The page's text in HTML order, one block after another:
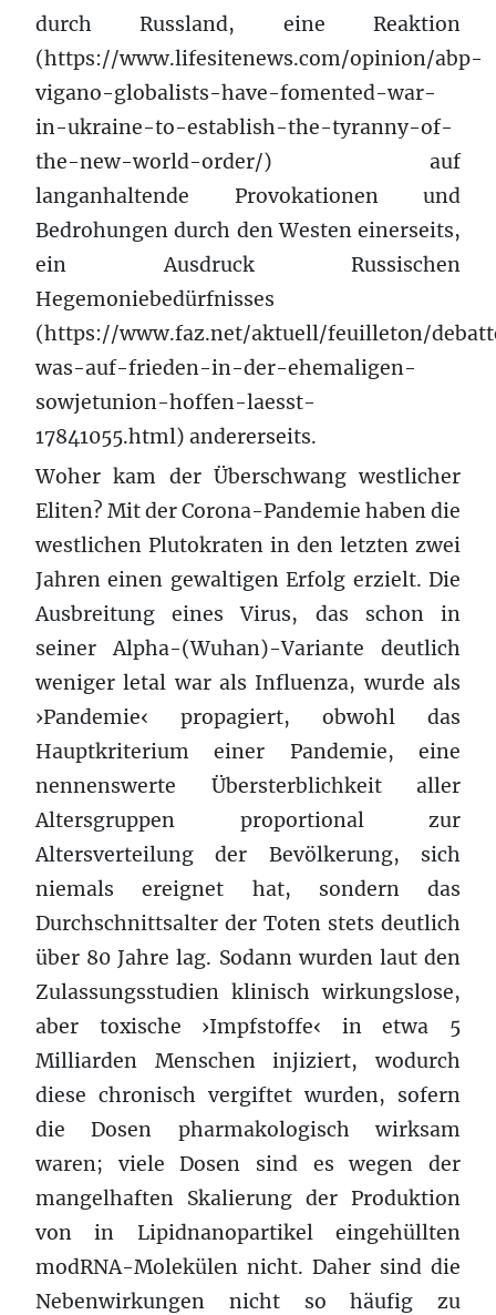
durch Russland, eine Reaktion
(https://www.lifesitenews.com/opinion/abp-
vigano-globalists-have-fomented-war-
in-ukraine-to-establish-the-tyranny-of-
the-new-world-order/) auf
langanhaltende Provokationen und
Bedrohungen durch den Westen einerseits,
ein Ausdruck Russischen
Hegemoniebedürfnisses
(https://www.faz.net/aktuell/feuilleton/
was-auf-frieden-in-der-ehemaligen-
sowjetunion-hoffen-laesst-
17841055.html) andererseits.
Woher kam der Überschwang westlicher
Eliten? Mit der Corona-Pandemie haben die
westlichen Plutokraten in den letzten zwei
Jahren einen gewaltigen Erfolg erzielt. Die
Ausbreitung eines Virus, das schon in
seiner Alpha-(Wuhan)-Variante deutlich
weniger letal war als Influenza, wurde als
›Pandemie‹ propagiert, obwohl das
Hauptkriterium einer Pandemie, eine
nennenswerte Übersterblichkeit aller
Altersgruppen proportional zur
Altersverteilung der Bevölkerung, sich
niemals ereignet hat, sondern das
Durchschnittsalter der Toten stets deutlich
über 80 Jahre lag. Sodann wurden laut den
Zulassungsstudien klinisch wirkungslose,
aber toxische ›Impfstoffe‹ in etwa 5
Milliarden Menschen injiziert, wodurch
diese chronisch vergiftet wurden, sofern
die Dosen pharmakologisch wirksam
waren; viele Dosen sind es wegen der
mangelhaften Skalierung der Produktion
von in Lipidnanopartikel eingehüllten
modRNA-Molekülen nicht. Daher sind die
Nebenwirkungen nicht so häufig zu